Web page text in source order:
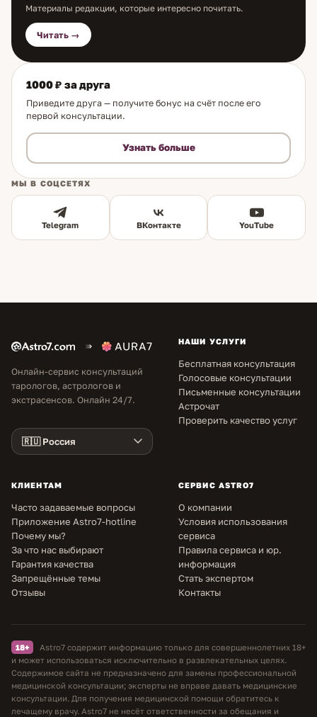
Материалы редакции, которые интересно почитать.
Читать →
1000 ₽ за друга
Приведите друга — получите бонус на счёт после его
первой консультации.
Узнать больше
МЫ В СОЦСЕТЯХ
Telegram ВКонтакте YouTube
Онлайн-сервис консультаций
тарологов, астрологов и
экстрасенсов. Онлайн 24/7.
НАШИ УСЛУГИ
Бесплатная консультация
Голосовые консультации
Письменные консультации
Астрочат
Проверить качество услуг
КЛИЕНТАМ
Часто задаваемые вопросы
Приложение Astro7-hotline
Почему мы?
За что нас выбирают
Гарантия качества
Запрещённые темы
Отзывы
СЕРВИС ASTRO7
О компании
Условия использования
сервиса
Правила сервиса и юр.
информация
Стать экспертом
Контакты
18+
Astro7 содержит информацию только для совершеннолетних 18+
и может использоваться исключительно в развлекательных целях.
Содержимое сайта не предназначено для замены профессиональной
медицинской консультации; эксперты не вправе давать медицинские
консультации. Для получения медицинской помощи обратитесь к
лечащему врачу. Astro7 не несёт ответственности за обещания и